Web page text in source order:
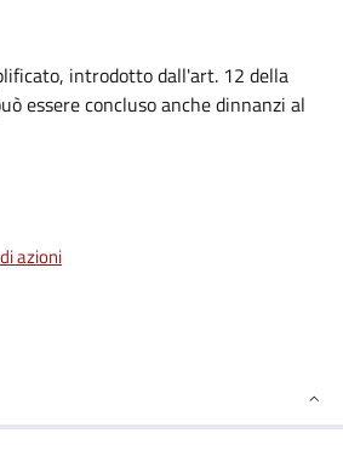
introdotto dall'art. 12 della
essere concluso anche dinnanzi al
azioni